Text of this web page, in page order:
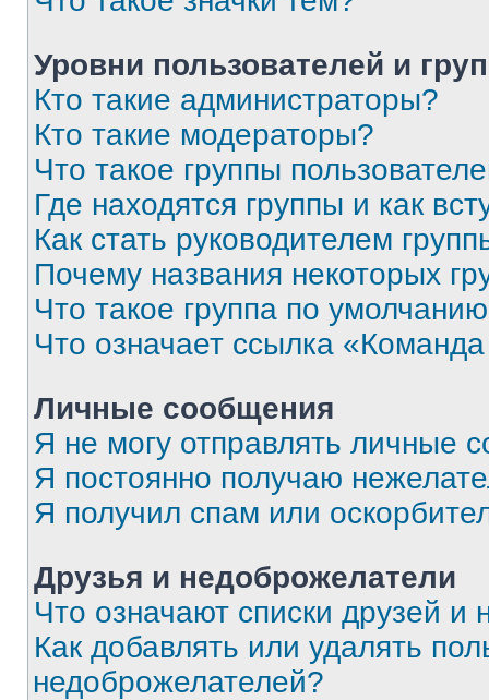
Уровни пользователей и
Кто такие администраторы?
Кто такие модераторы?
Что такое группы
Где находятся группы и как
Как стать руководителем
Почему названия некоторых
Что такое группа по
Что означает ссылка
Личные сообщения
Я не могу отправлять личные
Я постоянно получаю
Я получил спам или
Друзья и недоброжелатели
Что означают списки друзей и
Как добавлять или удалять
недоброжелателей?